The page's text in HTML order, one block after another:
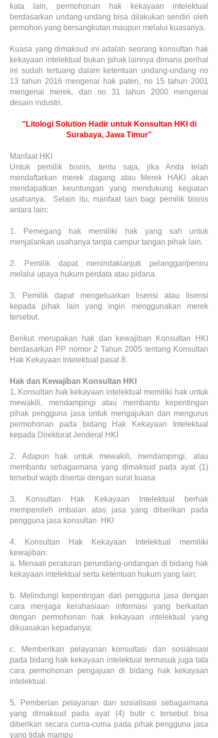
kata lain, permohonan hak kekayaan intelektual
berdasarkan undang-undang bisa dilakukan sendiri oleh
pemohon yang bersangkutan maupun melalui kuasanya.
Kuasa yang dimaksud ini adalah seorang konsultan hak
kekayaan intelektual bukan pihak lainnya dimana perihal
ini sudah tertuang dalam ketentuan undang-undang no
13 tahun 2016 mengenai hak paten, no 15 tahun 2001
mengenai merek, dan no 31 tahun 2000 mengenai
desain industri.
“Litologi Solution Hadir untuk Konsultan HKI di
Surabaya, Jawa Timur”
Manfaat HKI
Untuk pemilik bisnis, tentu saja, jika Anda telah
mendaftarkan merek dagang atau Merek HAKI akan
mendapatkan keuntungan yang mendukung kegiatan
usahanya. Selain itu, manfaat lain bagi pemilik bisnis
antara lain:
1.
Pemegang hak memiliki hak yang sah untuk
menjalankan usahanya tanpa campur tangan pihak lain.
2.
Pemilik dapat menindaklanjuti pelanggar/peniru
melalui upaya hukum perdata atau pidana.
3.
Pemilik dapat mengeluarkan lisensi atau lisensi
kepada pihak lain yang ingin menggunakan merek
tersebut.
Berikut merupakan hak dan kewajiban Konsultan HKI
berdasarkan PP nomor 2 Tahun 2005 tentang Konsultan
Hak Kekayaan Intelektual pasal 8.
Hak dan Kewajiban Konsultan HKI
1. Konsultan hak kekayaan intelektual memiliki hak untuk
mewakili, mendampingi atau membantu kepentingan
pihak pengguna jasa untuk mengajukan dan mengurus
permohonan pada bidang Hak Kekayaan Intelektual
kepada Direktorat Jenderal HKI
2.
Adapun hak untuk mewakili, mendampingi, atau
membantu sebagaimana yang dimaksud pada ayat (1)
tersebut wajib disertai dengan surat kuasa
3.
Konsultan Hak Kekayaan Intelektual berhak
memperoleh imbalan atas jasa yang diberikan pada
pengguna jasa konsultan HKI
4.
Konsultan Hak Kekayaan Intelektual memiliki
kewajiban:
a. Menaati peraturan perundang-undangan di bidang hak
kekayaan intelektual serta ketentuan hukum yang lain;
b.
Melindungi kepentingan dari pengguna jasa dengan
cara menjaga kerahasiaan informasi yang berkaitan
dengan permohonan hak kekayaan intelektual yang
dikuasakan kepadanya;
c.
Memberikan pelayanan konsultasi dan sosialisasi
pada bidang hak kekayaan intelektual termasuk juga tata
cara permohonan pengajuan di bidang hak kekayaan
intelektual.
5.
Pemberian pelayanan dan sosialisasi sebagaimana
yang dimaksud pada ayat (4) butir c tersebut bisa
diberikan secara cuma-cuma pada pihak pengguna jasa
yang tidak mampu